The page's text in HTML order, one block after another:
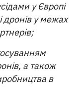
у Європі
дронів у межах
а також
в